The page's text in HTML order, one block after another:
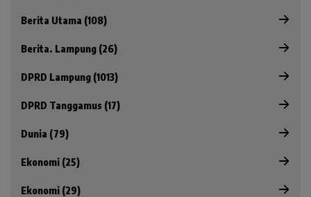
Berita Utama (108)
Berita. Lampung (26)
DPRD Lampung (1013)
DPRD Tanggamus (17)
Dunia (79)
Ekonomi (25)
Ekonomi (29)